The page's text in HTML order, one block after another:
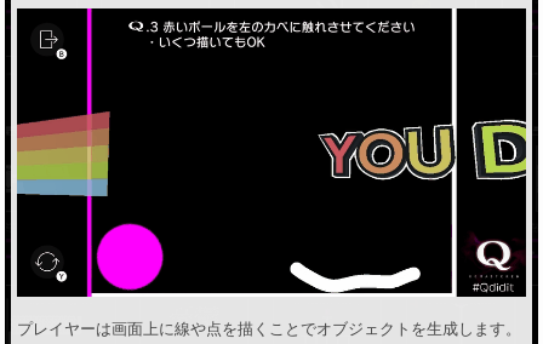
プレイヤーは画面上に線や点を描くことでオブジェクトを生成します。